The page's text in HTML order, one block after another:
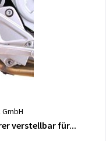
verstellbar für...